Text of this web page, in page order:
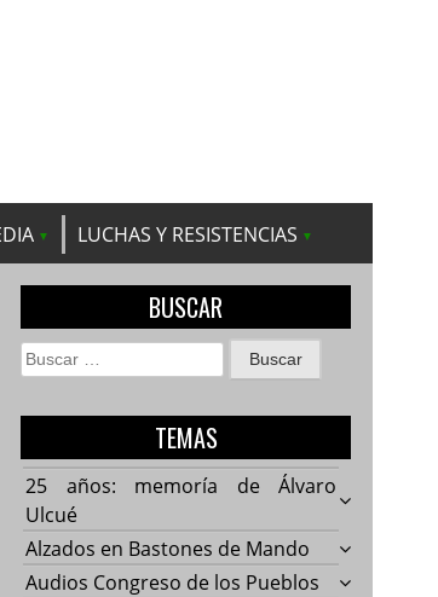
LUCHAS Y RESISTENCIAS
BUSCAR
Buscar:
TEMAS
25 años: memoría de Álvaro
Ulcué
Alzados en Bastones de Mando
Audios Congreso de los Pueblos